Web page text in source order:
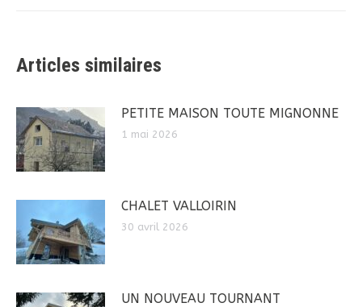
Articles similaires
PETITE MAISON TOUTE MIGNONNE
1 mai 2026
CHALET VALLOIRIN
30 avril 2026
UN NOUVEAU TOURNANT